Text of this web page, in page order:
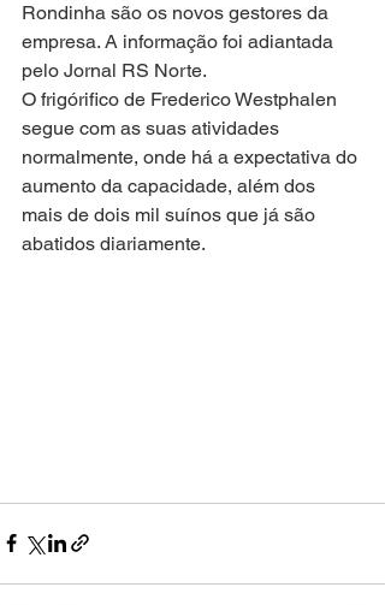
Rondinha são os novos gestores da
empresa. A informação foi adiantada
pelo Jornal RS Norte.
O frigórifico de Frederico Westphalen
segue com as suas atividades
normalmente, onde há a expectativa do
aumento da capacidade, além dos
mais de dois mil suínos que já são
abatidos diariamente.